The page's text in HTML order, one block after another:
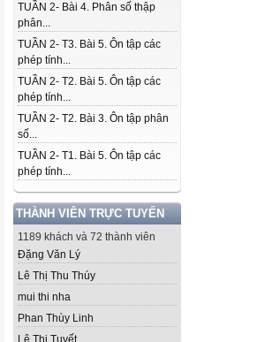
TUẦN 2- Bài 4. Phân số thập
phân...
TUẦN 2- T3. Bài 5. Ôn tập các
phép tính...
TUẦN 2- T2. Bài 5. Ôn tập các
phép tính...
TUẦN 2- T2. Bài 3. Ôn tập phân
số...
TUẦN 2- T1. Bài 5. Ôn tập các
phép tính...
THÀNH VIÊN TRỰC TUYẾN
1189 khách và 72 thành viên
Đặng Văn Lý
Lê Thị Thu Thúy
mui thi nha
Phan Thùy Linh
Lê Thị Tuyết